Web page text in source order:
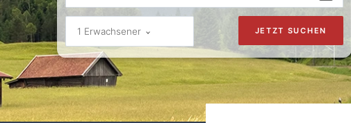
1 Erwachsener JETZT SUCHEN